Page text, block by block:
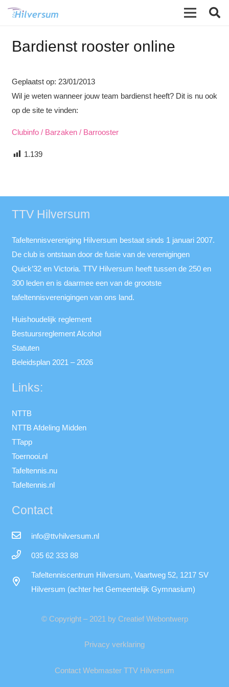
Bardienst rooster online
Geplaatst op: 23/01/2013
Wil je weten wanneer jouw team bardienst heeft? Dit is nu ook
op de site te vinden:
Clubinfo / Barzaken / Barrooster
1.139
TTV Hilversum
Tafeltennisvereniging Hilversum bestaat sinds 1 januari 2007.
De club is ontstaan door de fusie van de verenigingen
Quick’32 en Victoria. TTV Hilversum heeft tussen de 250 en
300 leden en is daarmee een van de grootste
tafeltennisverenigingen van ons land.
Huishoudelijk reglement
Bestuursreglement Alcohol
Statuten
Beleidsplan 2021 – 2026
Links:
NTTB
NTTB Afdeling Midden
TTapp
Toernooi.nl
Tafeltennis.nu
Tafeltennis.nl
Contact
info@ttvhilversum.nl
035 62 333 88
Tafeltenniscentrum Hilversum, Vaartweg 52, 1217 SV
Hilversum (achter het Gemeentelijk Gymnasium)
© Copyright – 2021 by Creatief Webontwerp
Privacy verklaring
Contact Webmaster TTV Hilversum